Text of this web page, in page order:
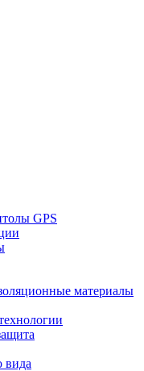
GPS
материалы
вида